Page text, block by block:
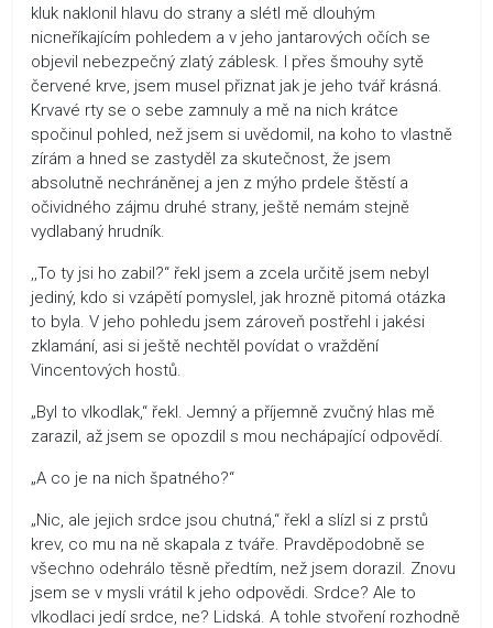
kluk naklonil hlavu do strany a slétl mě dlouhým
nicneříkajícím pohledem a v jeho jantarových očích se
objevil nebezpečný zlatý záblesk. I přes šmouhy sytě
červené krve, jsem musel přiznat jak je jeho tvář krásná.
Krvavé rty se o sebe zamnuly a mě na nich krátce
spočinul pohled, než jsem si uvědomil, na koho to vlastně
zírám a hned se zastyděl za skutečnost, že jsem
absolutně nechráněnej a jen z mýho prdele štěstí a
očividného zájmu druhé strany, ještě nemám stejně
vydlabaný hrudník.
,,To ty jsi ho zabil?“ řekl jsem a zcela určitě jsem nebyl
jediný, kdo si vzápětí pomyslel, jak hrozně pitomá otázka
to byla. V jeho pohledu jsem zároveň postřehl i jakési
zklamání, asi si ještě nechtěl povídat o vraždění
Vincentových hostů.
„Byl to vlkodlak,“ řekl. Jemný a příjemně zvučný hlas mě
zarazil, až jsem se opozdil s mou nechápající odpovědí.
„A co je na nich špatného?“
„Nic, ale jejich srdce jsou chutná,“ řekl a slízl si z prstů
krev, co mu na ně skapala z tváře. Pravděpodobně se
všechno odehrálo těsně předtím, než jsem dorazil. Znovu
jsem se v mysli vrátil k jeho odpovědi. Srdce? Ale to
vlkodlaci jedí srdce, ne? Lidská. A tohle stvoření rozhodně